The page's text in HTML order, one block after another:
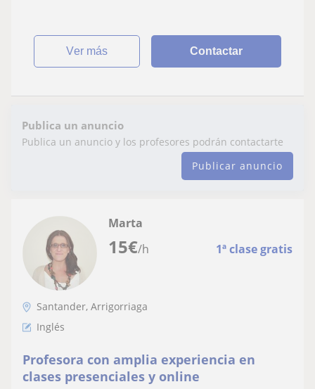
ver más Contactar
Publica un anuncio
Publica un anuncio y los profesores podrán contactarte
Publicar anuncio
15€/h 1ª clase gratis
Marta
Santander, Arrigorriaga
Inglés
Profesora con amplia experiencia en
clases presenciales y online